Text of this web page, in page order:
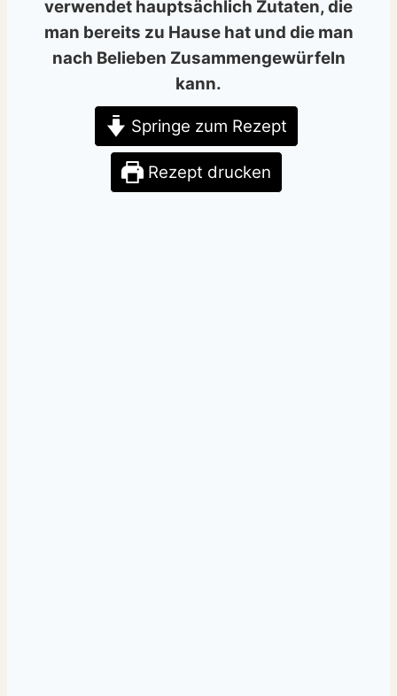
verwendet hauptsächlich Zutaten, die
man bereits zu Hause hat und die man
nach Belieben Zusammengewürfeln
kann.
Springe zum Rezept
Rezept drucken